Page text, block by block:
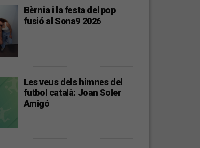
Bèrnia i la festa del pop
fusió al Sona9 2026
Les veus dels himnes del
futbol català: Joan Soler
Amigó